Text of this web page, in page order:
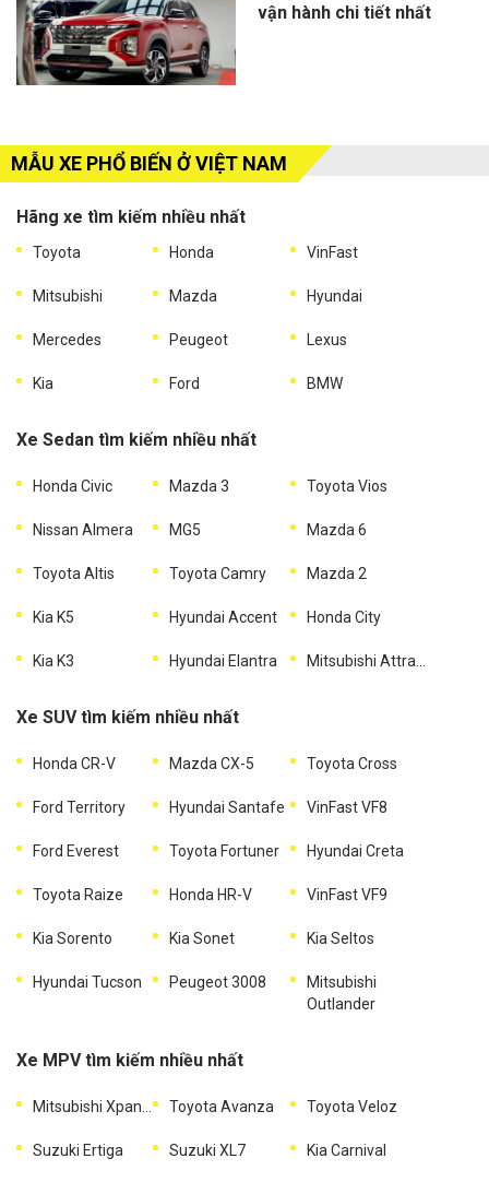
vận hành chi tiết nhất
MẪU XE PHỔ BIẾN Ở VIỆT NAM
Hãng xe tìm kiếm nhiều nhất
Toyota Honda VinFast
Mitsubishi Mazda Hyundai
Mercedes Peugeot Lexus
Kia Ford BMW
Xe Sedan tìm kiếm nhiều nhất
Honda Civic Mazda 3 Toyota Vios
Nissan Almera MG5 Mazda 6
Toyota Altis Toyota Camry Mazda 2
Kia K5 Hyundai Accent Honda City
Kia K3 Hyundai Elantra
Xe SUV tìm kiếm nhiều nhất
Honda CR-V Mazda CX-5 Toyota Cross
Ford Territory Hyundai Santafe VinFast VF8
Ford Everest Toyota Fortuner Hyundai Creta
Toyota Raize Honda HR-V VinFast VF9
Kia Sorento Kia Sonet Kia Seltos
Hyundai Tucson Peugeot 3008
Mitsubishi
Outlander
Xe MPV tìm kiếm nhiều nhất
Toyota Avanza Toyota Veloz
Suzuki Ertiga Suzuki XL7 Kia Carnival